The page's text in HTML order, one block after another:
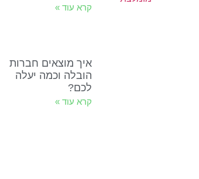
קרא עוד »
איך מוצאים חברות
הובלה וכמה יעלה
לכם?
קרא עוד »